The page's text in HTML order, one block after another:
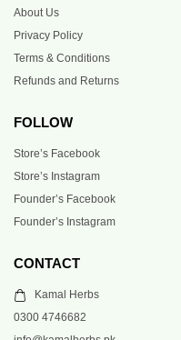
About Us
Privacy Policy
Terms & Conditions
Refunds and Returns
FOLLOW
Store’s Facebook
Store’s Instagram
Founder’s Facebook
Founder’s Instagram
CONTACT
Kamal Herbs
0300 4746682